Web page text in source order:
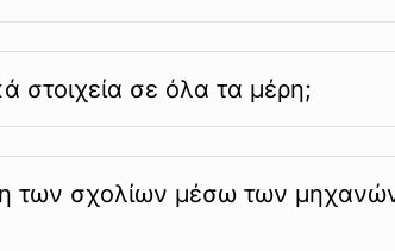
σε όλα τα μέρη;
των σχολίων μέσω των